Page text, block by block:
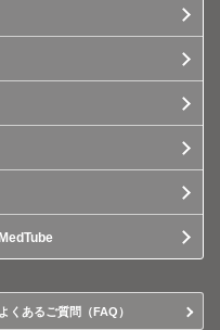
よくあるご質問（FAQ）